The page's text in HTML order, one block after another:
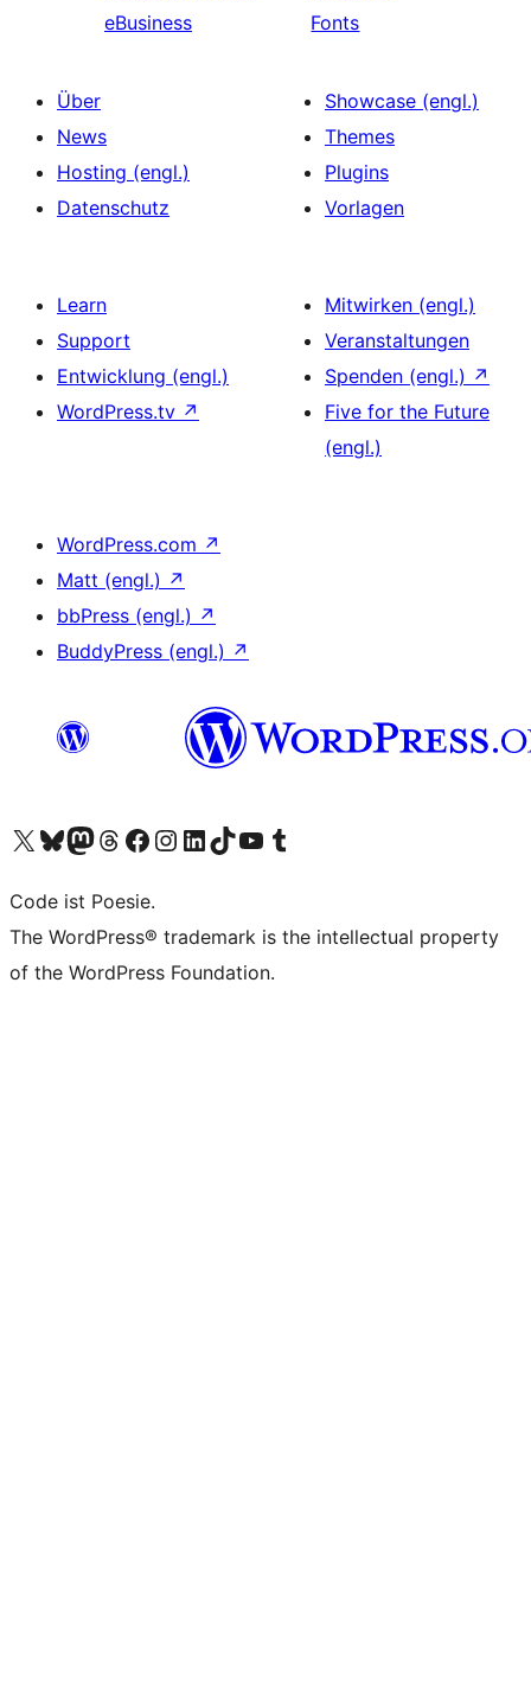
eBusiness
Fonts
Über
News
Hosting (engl.)
Datenschutz
Showcase (engl.)
Themes
Plugins
Vorlagen
Learn
Support
Entwicklung (engl.)
WordPress.tv ↗
Mitwirken (engl.)
Veranstaltungen
Spenden (engl.) ↗
Five for the Future
(engl.)
WordPress.com ↗
Matt (engl.) ↗
bbPress (engl.) ↗
BuddyPress (engl.) ↗
Unser X-Konto (früher Twitter) besuchen
Unser Bluesky-Konto besuchen
Unser Mastodon-Konto besuchen
Unser Threads-Konto besuchen
Unsere Facebook-Seite besuchen
Unser Instagram-Konto besuchen
Unser LinkedIn-Konto besuchen
Unser TikTok-Konto besuchen
Unseren YouTube-Kanal besuchen
Unser Tumblr-Konto besuchen
Code ist Poesie.
The WordPress® trademark is the intellectual property
of the WordPress Foundation.